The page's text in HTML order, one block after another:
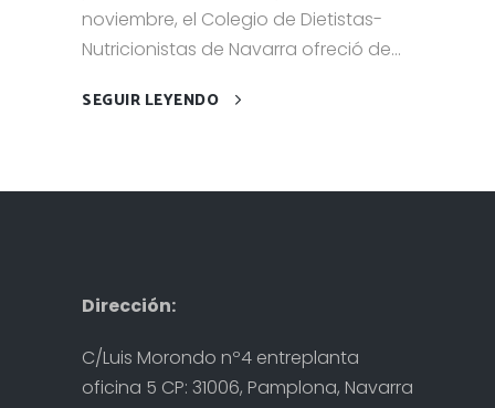
noviembre, el Colegio de Dietistas-
Nutricionistas de Navarra ofreció de...
SEGUIR LEYENDO
Dirección:
C/Luis Morondo nº4 entreplanta
oficina 5 CP: 31006, Pamplona, Navarra